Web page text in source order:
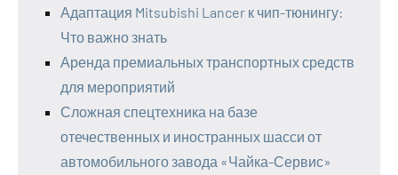
Адаптация Mitsubishi Lancer к чип-тюнингу:
Что важно знать
Аренда премиальных транспортных средств
для мероприятий
Сложная спецтехника на базе
отечественных и иностранных шасси от
автомобильного завода «Чайка-Сервис»